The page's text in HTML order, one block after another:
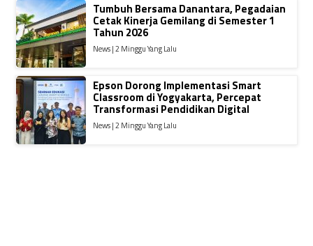
Tumbuh Bersama Danantara, Pegadaian
Cetak Kinerja Gemilang di Semester 1
Tahun 2026
News | 2 Minggu Yang Lalu
Epson Dorong Implementasi Smart
Classroom di Yogyakarta, Percepat
Transformasi Pendidikan Digital
News | 2 Minggu Yang Lalu